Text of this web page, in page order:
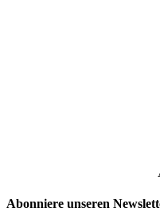
Abonniere unseren